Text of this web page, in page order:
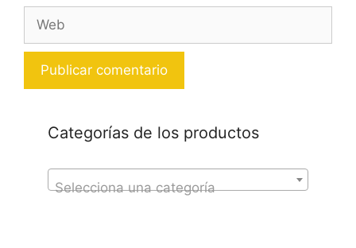
Web
Categorías de los productos
Selecciona una categoría